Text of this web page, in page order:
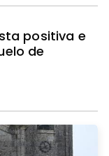
positiva e
de